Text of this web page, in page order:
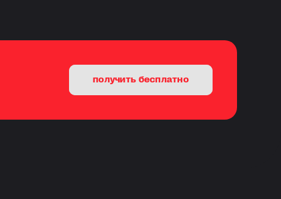
получить бесплатно